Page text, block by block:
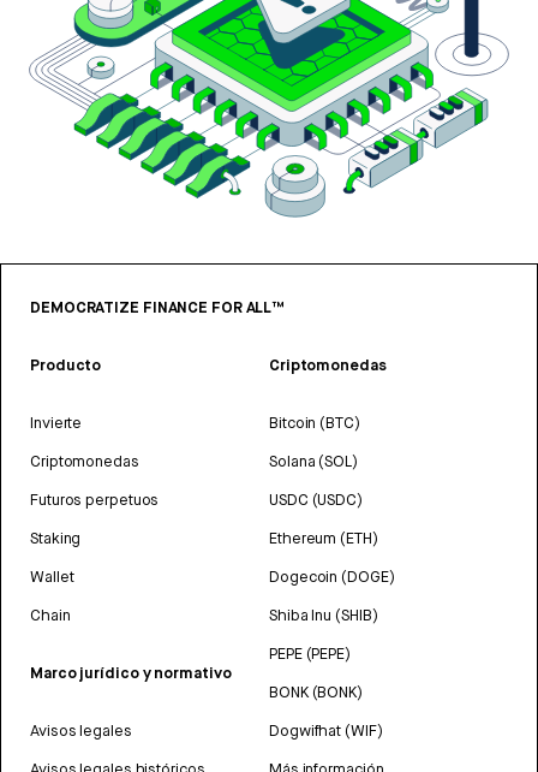
DEMOCRATIZE FINANCE FOR ALL™
Producto
Invierte
Criptomonedas
Futuros perpetuos
Staking
Wallet
Chain
Marco jurídico y normativo
Avisos legales
Criptomonedas
Bitcoin (BTC)
Solana (SOL)
USDC (USDC)
Ethereum (ETH)
Dogecoin (DOGE)
Shiba Inu (SHIB)
PEPE (PEPE)
BONK (BONK)
Dogwifhat (WIF)